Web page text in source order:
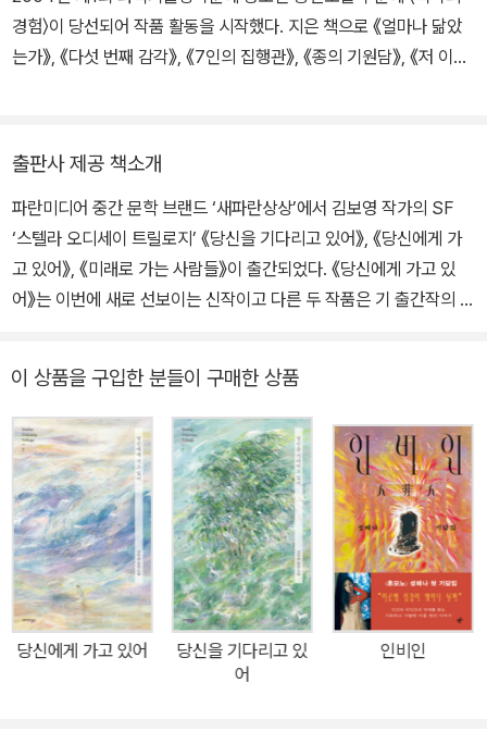
경험〉이 당선되어 작품 활동을 시작했다. 지은 책으로 《얼마나 닮았
는가》, 《다섯 번째 감각》, 《7인의 집행관》, 《종의 기원담》, 《저 이승
수상하였고, 미국의 대표적인 SF 웹진 〈클락스월드〉에 한국 작가 최
초로 이름을 올렸으며, 2021년 역시 한국 SF 사상 처음으로 전미도
서상 후보에 올랐다. 〈당신을 기다리고 있어〉와 〈당신에게 가고 있어〉
는 소피 보우만이, 《저 이승의 선지자》는 류승경이 번역한 영문판이
세계적인 출판사 하퍼콜린스의 SF 전문 임프린트 하퍼보이저에서
출판사 제공 책소개
파란미디어 중간 문학 브랜드 ‘새파란상상’에서 김보영 작가의 SF
‘스텔라 오디세이 트릴로지’ 《당신을 기다리고 있어》, 《당신에게 가
고 있어》, 《미래로 가는 사람들》이 출간되었다. 《당신에게 가고 있
어》는 이번에 새로 선보이는 신작이고 다른 두 작품은 기 출간작의 개
가지게 되는지를 가슴 따뜻한 울림으로 표현하고 있다. 《당신을 기다
리고 있어》, 《당신에게 가고 있어》는 두 남녀의 편지로 구성되어 있
는 서간문 형식의 소설이다. # 당신을 기다리고 있어 - 지구만큼 고독
한 남자의 기다림 《당신을 기다리고 있어》는 김보영 작가의 팬이었던
남자가 자기 애인에게 청혼하기 위해 김보영 작가에게 부탁하여 쓰여
진 작품이다. 편지의 내용은 이러했다. 안녕하세요, 사실 제가 곧 결혼
을 하려고 하는데 프러포즈를 못 하고 있어요, 그래서 청혼을 소재로
한 단편소설을 낭독하려고 하는데 기발표된 작품들 중에서는 도저히
못 찾겠어요, 마침 여자 친구가 작가님을 무지막지하게 좋아한다고
해서 부탁을 드리는 건데요, 소설 하나만 써 주세요. 이 작품의 주인공
이 상품을 구입한 분들이 구매한 상품
당신에게 가고 있어
당신을 기다리고 있
어
인비인